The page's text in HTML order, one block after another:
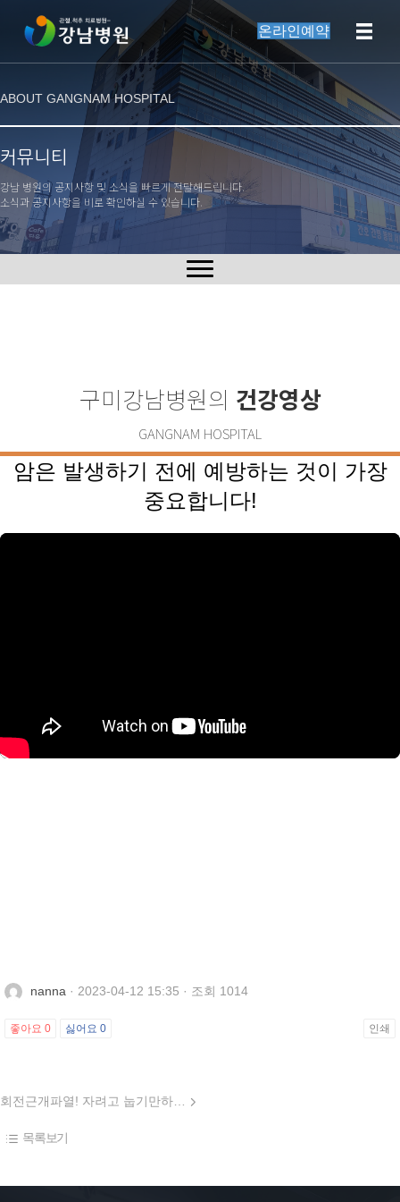
온라인예약
ABOUT GANGNAM HOSPITAL
커뮤니티
강남 병원의 공지사항 및 소식을 빠르게 전달해드립니다.
소식과 공지사항을 비로 확인하실 수 있습니다.
구미강남병원의 건강영상
GANGNAM HOSPITAL
암은 발생하기 전에 예방하는 것이 가장
중요합니다!
nanna · 2023-04-12 15:35 · 조회 1014
좋아요 0 싫어요 0 인쇄
회전근개파열! 자려고 눕기만하면 어깨가 너무 아프시죠
목록보기